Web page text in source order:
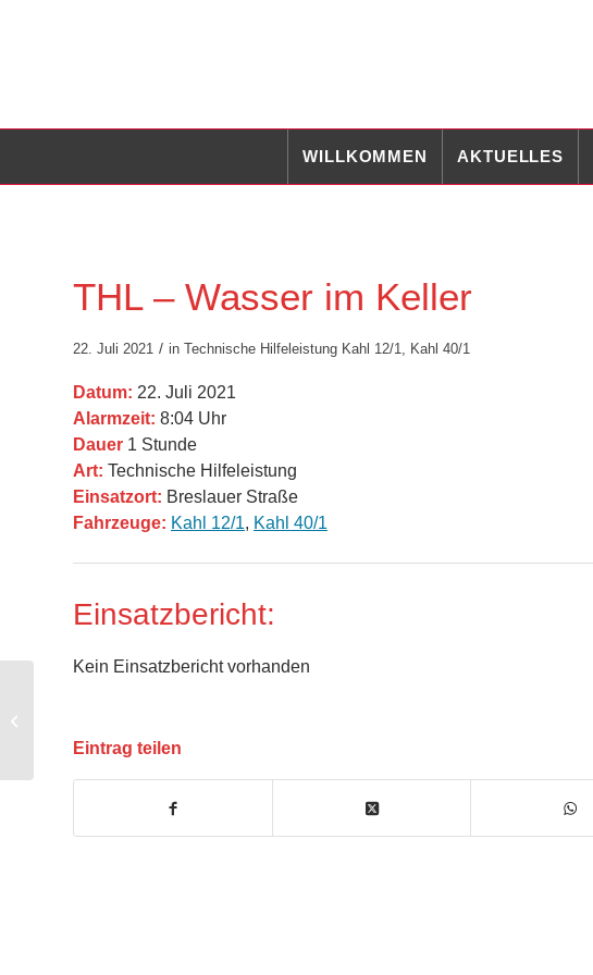
WILLKOMMEN AKTUELLES
THL – Wasser im Keller
22. Juli 2021 / in Technische Hilfeleistung Kahl 12/1, Kahl 40/1
Datum: 22. Juli 2021
Alarmzeit: 8:04 Uhr
Dauer 1 Stunde
Art: Technische Hilfeleistung
Einsatzort: Breslauer Straße
Fahrzeuge: Kahl 12/1, Kahl 40/1
Einsatzbericht:
Kein Einsatzbericht vorhanden
Eintrag teilen